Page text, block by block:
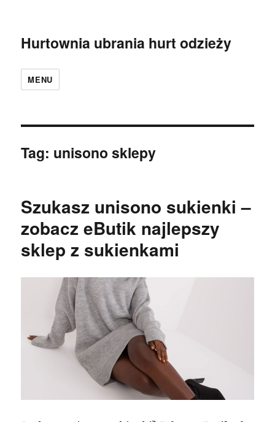
Hurtownia ubrania hurt odzieży
MENU
Tag: unisono sklepy
Szukasz unisono sukienki –
zobacz eButik najlepszy
sklep z sukienkami